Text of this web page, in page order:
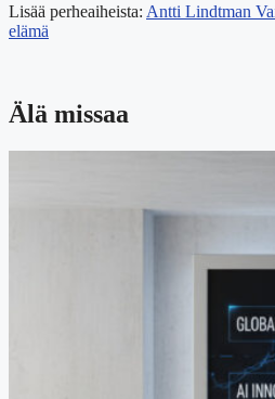
Lisää perheaiheista: Antti Lindtman
elämä
Älä missaa